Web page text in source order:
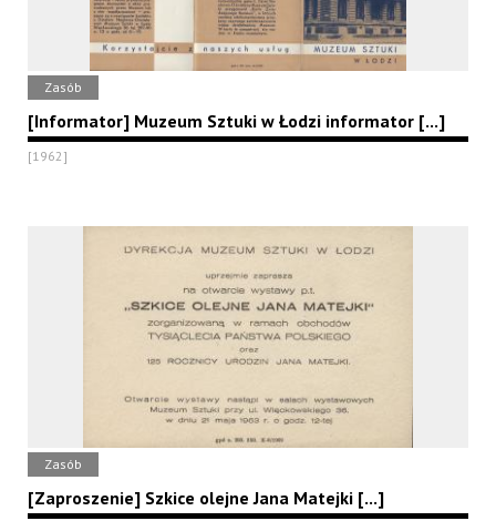
Zasób
[Informator] Muzeum Sztuki w Łodzi informator [...]
[1962]
Zasób
[Zaproszenie] Szkice olejne Jana Matejki [...]